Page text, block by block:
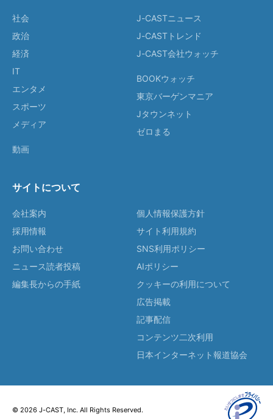
社会
政治
経済
IT
エンタメ
スポーツ
メディア
動画
J-CASTニュース
J-CASTトレンド
J-CAST会社ウォッチ
BOOKウォッチ
東京バーゲンマニア
Jタウンネット
ゼロまる
サイトについて
会社案内
採用情報
お問い合わせ
ニュース読者投稿
編集長からの手紙
個人情報保護方針
サイト利用規約
SNS利用ポリシー
AIポリシー
クッキーの利用について
広告掲載
記事配信
コンテンツ二次利用
日本インターネット報道協会
© 2026 J-CAST, Inc. All Rights Reserved.